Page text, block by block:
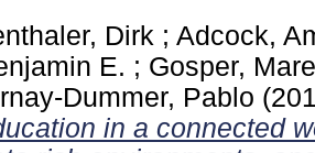
Dirk ; Adcock,
E. ; Gosper,
Dummer, Pablo
in a connected